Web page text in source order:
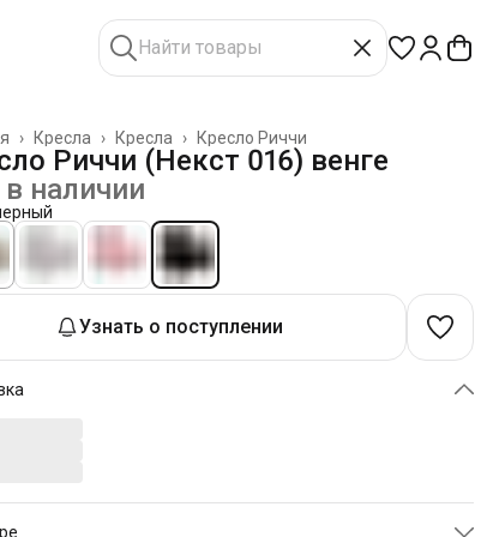
Кресло Риччи
Кресла ›
Кресла ›
›
Риччи (Некст 016) венге
наличии
Узнать о поступлении